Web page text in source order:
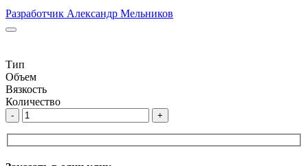
Разработчик Александр Мельников
Тип
Объем
Вязкость
Количество
- +